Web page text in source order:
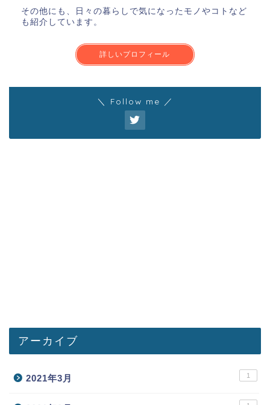
その他にも、日々の暮らしで気になったモノやコトなど
も紹介しています。
詳しいプロフィール
＼ Follow me ／
アーカイブ
2021年3月 1